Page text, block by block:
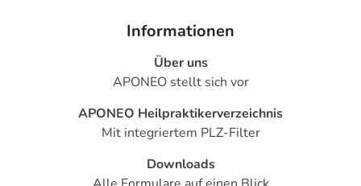
Informationen
Über uns
APONEO stellt sich vor
APONEO Heilpraktikerverzeichnis
Mit integriertem PLZ-Filter
Downloads